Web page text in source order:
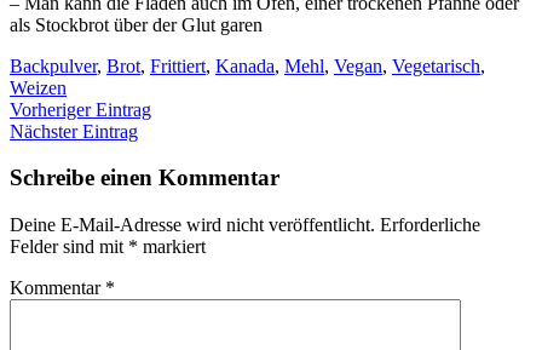
als Stockbrot über der Glut garen
Backpulver, Brot, Frittiert, Kanada, Mehl, Vegan, Vegetarisch,
Weizen
Vorheriger Eintrag
Nächster Eintrag
Schreibe einen Kommentar
Deine E-Mail-Adresse wird nicht veröffentlicht. Erforderliche
Felder sind mit * markiert
Kommentar *